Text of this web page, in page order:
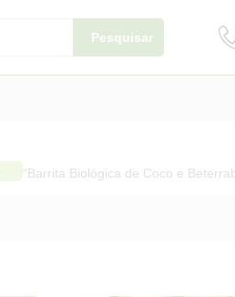
Pesquisar
“Barrita Biológica de Coco e